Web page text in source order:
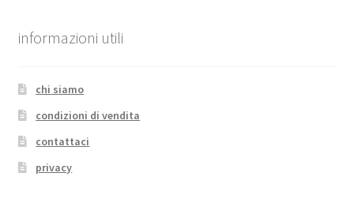
informazioni utili
chi siamo
condizioni di vendita
contattaci
privacy